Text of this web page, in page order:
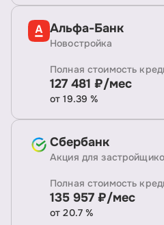
Альфа-Банк
Новостройка
Полная стоимость
127 481 ₽/мес
от 19.39 %
Сбербанк
Акция для
Полная стоимость
135 957 ₽/мес
от 20.7 %